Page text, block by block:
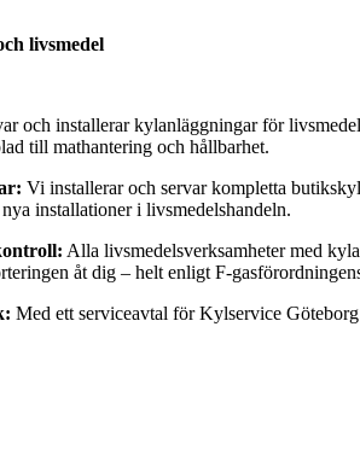
livsmedel
och installerar kylanläggningar för
till mathantering och hållbarhet.
Vi installerar och servar kompletta
installationer i livsmedelshandeln.
Alla livsmedelsverksamheter med
åt dig – helt enligt F-
Med ett serviceavtal för Kylservice